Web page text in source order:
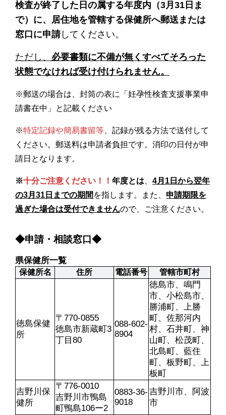
検査が終了した日の属する年度内（3月31日ま
で）に、居住地を管轄する保健所へ郵送または
窓口に申請してください。
ただし、 必要書類に不備が無くすべてそろった
状態でなければ受け付けられません。
※郵送の場合は、封筒の表に「妊孕性検査支援事業申
請書在中」と記載ください
※特定記録や簡易書留等 、記録が残る方法で送付して
ください。郵送料は申請者負担です。消印の日付が申
請日となります。
※十分ご注意ください！！ 年度とは
4月1日から翌年
の3月31日までの期間 を指します。また、 申請期限を
過ぎた場合は受付できませんので、ご注意ください。
◆申請・相談窓口◆
県保健所一覧
保健所名 住所 電話番号 管轄市町村
徳島保健
所
〒770-0855
徳島市新蔵町3
丁目80
088-602-
8904
徳島市、鳴門
市、小松島市、
勝浦町、上勝
町、佐那河内
村、石井町、神
山町、松茂町、
北島町、藍住
町、板野町、上
板町
吉野川保
健所
〒776-0010
吉野川市鴨島
町鴨島106ー2
0883-36-
9018
吉野川市、阿波
市